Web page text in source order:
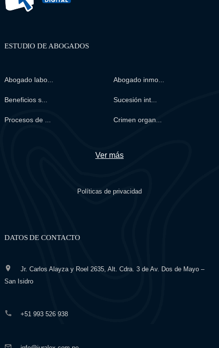
ESTUDIO DE ABOGADOS
Abogado labo... Abogado inmo...
Beneficios s... Sucesión int...
Procesos de ... Crimen organ...
Ver más
Políticas de privacidad
DATOS DE CONTACTO
Jr. Carlos Alayza y Roel 2635, Alt. Cdra. 3 de Av. Dos de Mayo –
San Isidro
+51 993 526 938